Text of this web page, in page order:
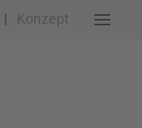
| Konzept